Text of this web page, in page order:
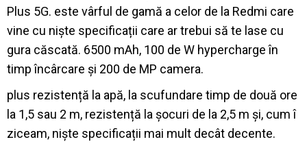
Plus 5G. este vârful de gamă a celor de la Redmi care
vine cu niște specificații care ar trebui să te lase cu
gura căscată. 6500 mAh, 100 de W hypercharge în
timp încârcare și 200 de MP camera.
plus rezistență la apă, la scufundare timp de două ore
la 1,5 sau 2 m, rezistență la șocuri de la 2,5 m și, cum î
ziceam, niște specificații mai mult decât decente.